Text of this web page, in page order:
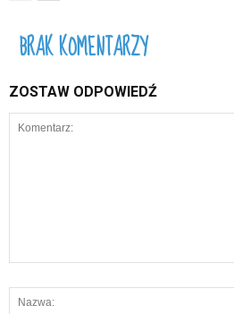
BRAK KOMENTARZY
ZOSTAW ODPOWIEDŹ